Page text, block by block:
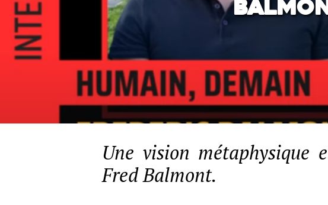
Une vision métaphysique
Fred Balmont.